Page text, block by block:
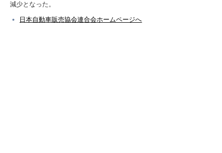
減少となった。
日本自動車販売協会連合会ホームページへ